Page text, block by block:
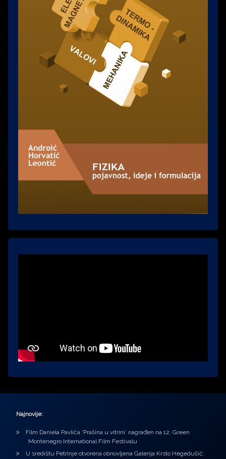
Najnovije:
Film Daniela Pavlića ‘Prašina u vitrini’ nagrađen na 12. Green
Montenegro International Film Festivalu
U središtu Petrinje otvorena obnovljena Galerija Krsto Hegedušić: